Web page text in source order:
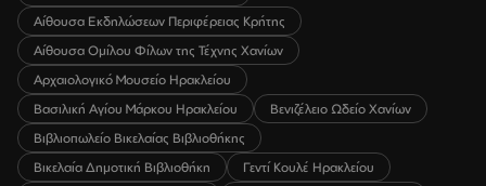
Αίθουσα Εκδηλώσεων Περιφέρειας Κρήτης
Αίθουσα Ομίλου Φίλων της Τέχνης Χανίων
Αρχαιολογικό Μουσείο Ηρακλείου
Βασιλική Αγίου Μάρκου Ηρακλείου
Βενιζέλειο Ωδείο Χανίων
Βιβλιοπωλείο Βικελαίας Βιβλιοθήκης
Βικελαία Δημοτική Βιβλιοθήκη
Γεντί Κουλέ Ηρακλείου